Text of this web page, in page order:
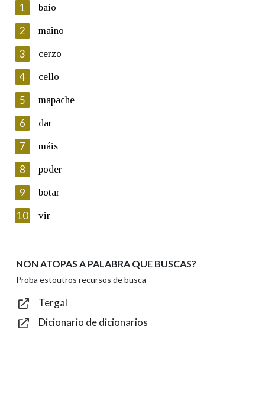
Comentario
En cumprimento da normativa vixente en materia de
Protección de Datos de Carácter Persoal, a Real Academia
Galega informa a aqueles usuarios que faciliten o seu correo
electrónico, así como calquera outra información de carácter
persoal, que estes datos serán obxecto de tratamento
automatizado de carácter confidencial e incorporados aos seus
ficheiros informáticos. Así mesmo, os usuarios poderán exercer o
seu dereito de acceso, rectificación, oposición e cancelación dos
seus datos poñéndose en contacto connosco.
Lin e acepto as condicións da política de
Introduce o código que aparece na imaxe:
Texto de verificación
1 baio
2 maino
3 cerzo
4 cello
5 mapache
6 dar
7 máis
8 poder
9 botar
10 vir
NON ATOPAS A PALABRA QUE BUSCAS?
Proba estoutros recursos de busca
Tergal
Dicionario de dicionarios